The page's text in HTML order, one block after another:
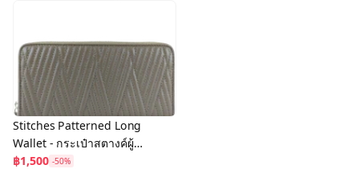
Stitches Patterned Long
Wallet - กระเป๋าสตางค์ผู้
หญิง หนังแท้สไตล์เดินเส้น
฿1,500 -50%